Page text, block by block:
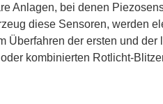
Anlagen, bei denen
diese Sensoren, werden
Überfahren der ersten und der
kombinierten Rotlicht-